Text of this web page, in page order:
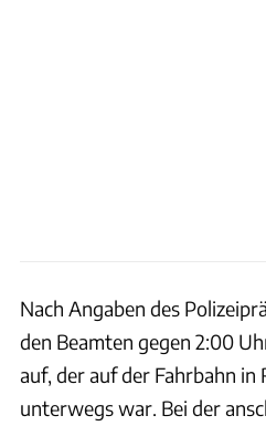
Nach Angaben des
den Beamten gegen 2:00
auf, der auf der Fahrbahn in
unterwegs war. Bei der